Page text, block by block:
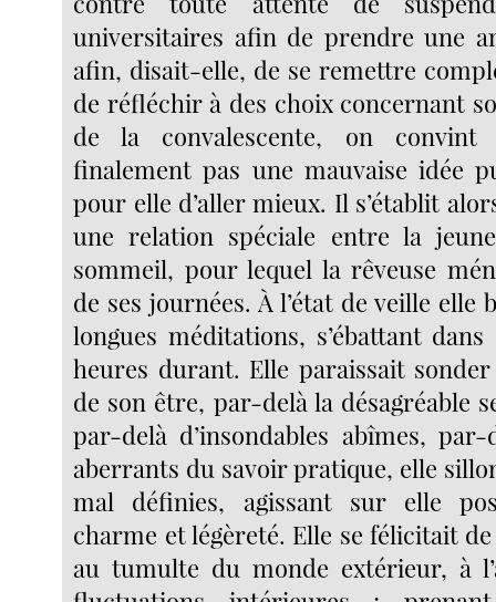
universitaires afin de prendre une
afin, disait-elle, de se remettre
de réfléchir à des choix concernant
de la convalescente, on convint
finalement pas une mauvaise idée
pour elle d’aller mieux. Il s’établit
une relation spéciale entre la
sommeil, pour lequel la rêveuse
de ses journées. À l’état de veille elle
longues méditations, s’ébattant dans
heures durant. Elle paraissait
de son être, par-delà la désagréable
par-delà d’insondables abîmes,
aberrants du savoir pratique, elle
mal définies, agissant sur elle
charme et légèreté. Elle se félicitait
au tumulte du monde extérieur, à